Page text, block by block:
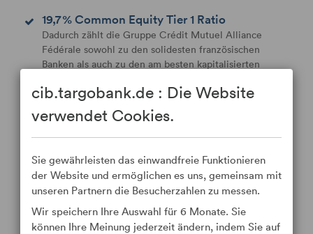
19,7 % Common Equity Tier 1 Ratio
Dadurch zählt die Gruppe Crédit Mutuel Alliance
Fédérale sowohl zu den solidesten französischen
Banken als auch zu den am besten kapitalisierten
Optimierung von Finanzströmen
TARGOBANK Corporate Banking (ehemals BECM
Deutschland) besteht seit mehr als 25 Jahren und kann
und Dienstleistungen in Europa und auf internationaler
Ebene anbieten. In Deutschland sind wir in Berlin,
Düsseldorf, Essen, Frankfurt am Main, Hamburg,
München und Stuttgart vertreten. Dies ermöglicht eine
regionale Betreuung unserer Kunden vor Ort.
cib.targobank.de : Die Website
verwendet Cookies.
Sie gewährleisten das einwandfreie Funktionieren
der Website und ermöglichen es uns, gemeinsam mit
unseren Partnern die Besucherzahlen zu messen.
Wir speichern Ihre Auswahl für 6 Monate. Sie
können Ihre Meinung jederzeit ändern, indem Sie auf